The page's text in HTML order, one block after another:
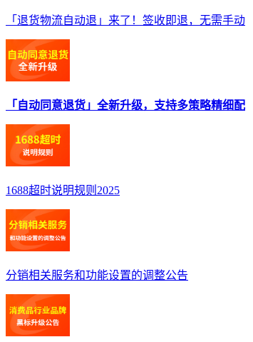
「退货物流自动退」来了！签收即退，无需手动
「自动同意退货」全新升级，支持多策略精细配
1688超时说明规则2025
分销相关服务和功能设置的调整公告